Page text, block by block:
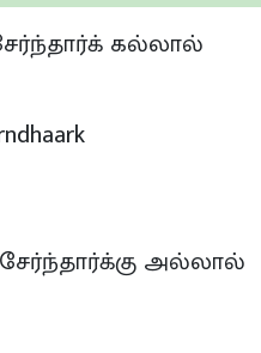
கல்லால்
அல்லால்